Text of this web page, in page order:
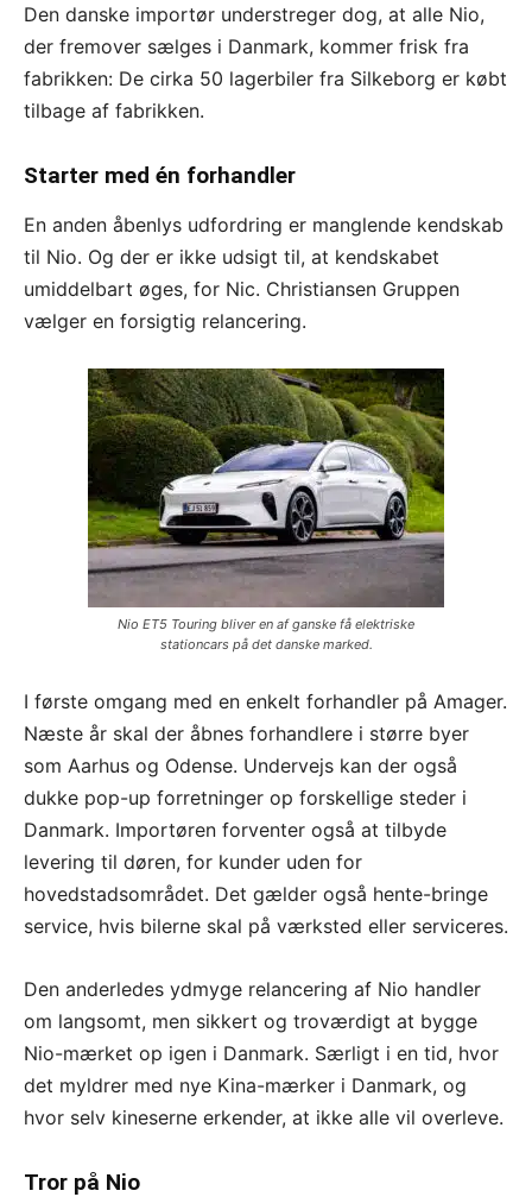
Den danske importør understreger dog, at alle Nio,
der fremover sælges i Danmark, kommer frisk fra
fabrikken: De cirka 50 lagerbiler fra Silkeborg er købt
tilbage af fabrikken.
Starter med én forhandler
En anden åbenlys udfordring er manglende kendskab
til Nio. Og der er ikke udsigt til, at kendskabet
umiddelbart øges, for Nic. Christiansen Gruppen
vælger en forsigtig relancering.
Nio ET5 Touring bliver en af ganske få elektriske
stationcars på det danske marked.
I første omgang med en enkelt forhandler på Amager.
Næste år skal der åbnes forhandlere i større byer
som Aarhus og Odense. Undervejs kan der også
dukke pop-up forretninger op forskellige steder i
Danmark. Importøren forventer også at tilbyde
levering til døren, for kunder uden for
hovedstadsområdet. Det gælder også hente-bringe
service, hvis bilerne skal på værksted eller serviceres.
Den anderledes ydmyge relancering af Nio handler
om langsomt, men sikkert og troværdigt at bygge
Nio-mærket op igen i Danmark. Særligt i en tid, hvor
det myldrer med nye Kina-mærker i Danmark, og
hvor selv kineserne erkender, at ikke alle vil overleve.
Tror på Nio